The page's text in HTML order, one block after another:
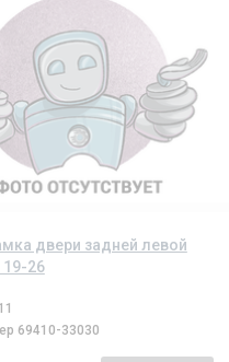
двери задней левой
19-26
69410-33030